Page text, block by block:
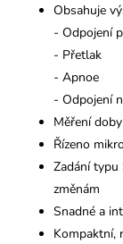
Obsahuje
- Odpojení
- Přetlak
- Apnoe
- Odpojení
Měření
Řízeno
Zadání typu
změnám
Snadné a
Kompaktní,